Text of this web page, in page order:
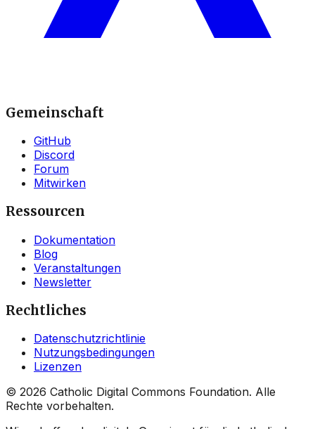
Gemeinschaft
GitHub
Discord
Forum
Mitwirken
Ressourcen
Dokumentation
Blog
Veranstaltungen
Newsletter
Rechtliches
Datenschutzrichtlinie
Nutzungsbedingungen
Lizenzen
© 2026 Catholic Digital Commons Foundation. Alle
Rechte vorbehalten.